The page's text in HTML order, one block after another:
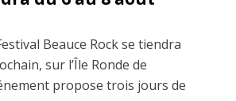
Beauce Rock se tiendra
sur l’Île Ronde de
propose trois jours de